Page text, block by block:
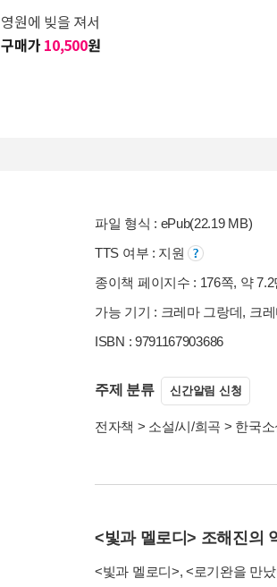
영원에 빚을 져서
구매가 10,500원
파일 형식 : ePub(22.19 MB)
TTS 여부 : 지원
종이책 페이지수 : 176쪽, 약
가능 기기 : 크레마 그랑데, 크
ISBN : 9791167903686
주제 분류 신간알림 신청
전자책 > 소설/시/희곡 > 한국소
<빛과 멜로디> 조해진의
<빛과 멜로디>, <로기완을 만